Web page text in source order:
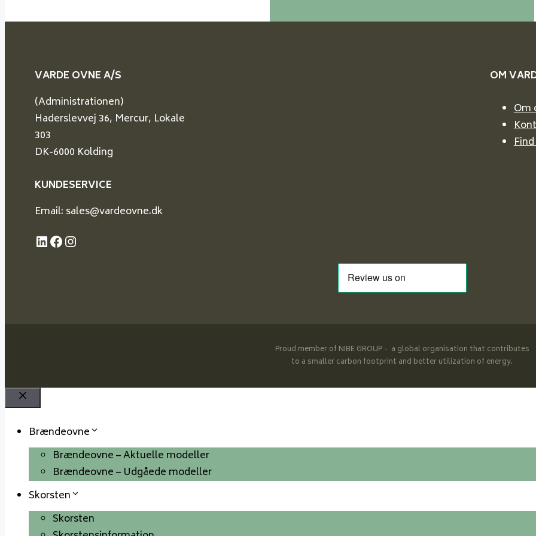
VARDE OVNE A/S
(Administrationen)
Haderslevvej 36, Mercur, Lokale
303
DK-6000 Kolding
KUNDESERVICE
Email: sales@vardeovne.dk
LinkedIn
Facebook
Instagram
OM
Om
Proud member of NIBE GROUP - a global organisation that contributes
to a smaller carbon footprint and better utilization of energy.
Luk
Brændeovne
Brændeovne – Aktuelle modeller
Brændeovne – Udgåede modeller
Skorsten
Skorsten